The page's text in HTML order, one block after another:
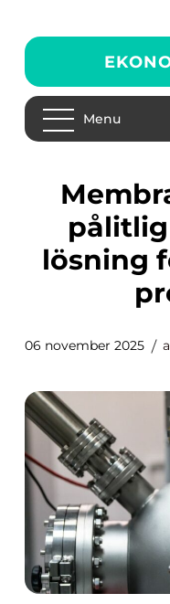
Menu
Membranpump – en
lösning
06 november 2025